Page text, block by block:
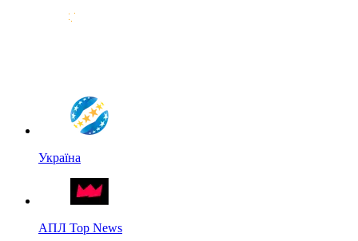
Україна
АПЛ Top News